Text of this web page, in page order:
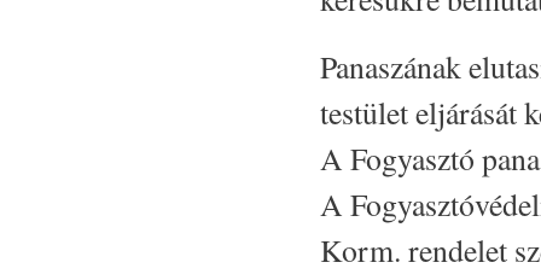
Panaszának
testület eljárását
A Fogyasztó
A
Korm. rendelet